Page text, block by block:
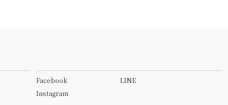
Facebook
LINE
Instagram